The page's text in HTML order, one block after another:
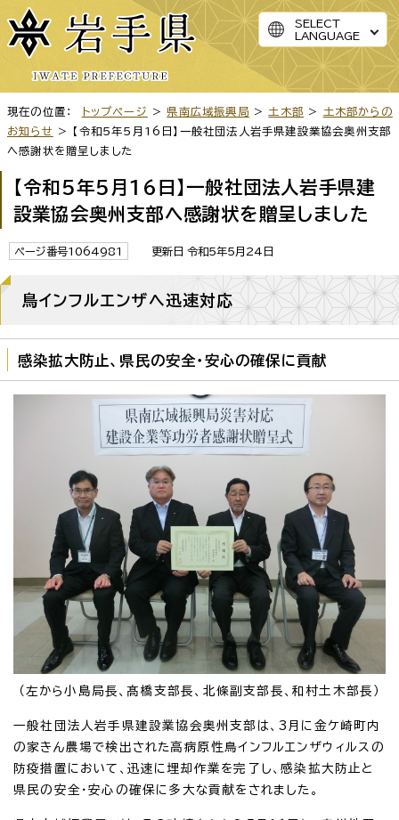
SELECT
LANGUAGE
現在の位置： トップページ > 県南広域振興局 > 土木部 >
土木部からの
お知らせ
> 【令和5年5月16日】一般社団法人岩手県建設業協会奥州支部
へ感謝状を贈呈しました
【令和5年5月16日】一般社団法人岩手県建
設業協会奥州支部へ感謝状を贈呈しました
ページ番号1064981 更新日 令和5年5月24日
鳥インフルエンザへ迅速対応
感染拡大防止、県民の安全・安心の確保に貢献
（左から小島局長、髙橋支部長、北條副支部長、和村土木部長）
一般社団法人岩手県建設業協会奥州支部は、3月に金ケ崎町内
の家きん農場で検出された高病原性鳥インフルエンザウィルスの
防疫措置において、迅速に埋却作業を完了し、感染拡大防止と
県民の安全・安心の確保に多大な貢献をされました。